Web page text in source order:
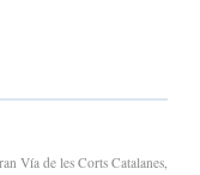
Vía de les Corts Catalanes,